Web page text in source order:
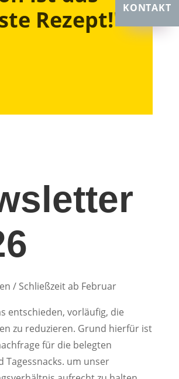
Rezept!"
/ Schließzeit ab Februar
entschieden, vorläufig, die
zu reduzieren. Grund hierfür ist
für die belegten
Tagessnacks. um unser
KONTAKT